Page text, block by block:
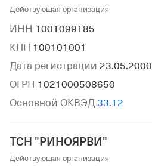
Действующая организация
ИНН 1001099185
КПП 100101001
Дата регистрации 23.05.2000
ОГРН 1021000508650
Основной ОКВЭД 33.12
ТСН "РИНОЯРВИ"
Действующая организация